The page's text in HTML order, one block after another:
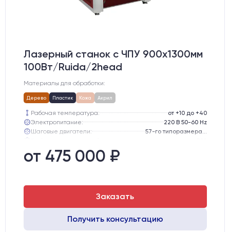
Лазерный станок c ЧПУ 900х1300мм
100Вт/Ruida/2head
Материалы для обработки:
Дерево Пластик Кожа Акрил
Рабочая температура:
от +10 до +40
Электропитание:
220 В 50-60 Hz
Шаговые двигатели:
Направляющие оси Y:
Направляющие оси Х:
от 475 000 ₽
Заказать
Получить консультацию